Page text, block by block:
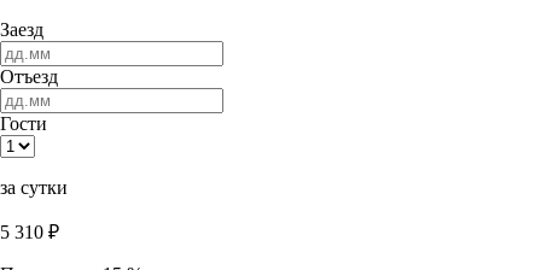
Заезд
Отъезд
Гости
за сутки
5 310 ₽